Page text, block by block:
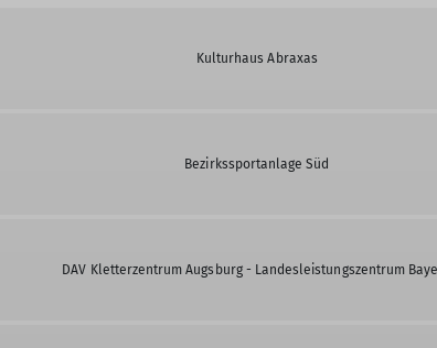
Kulturhaus Abraxas
Bezirkssportanlage Süd
DAV Kletterzentrum Augsburg - Landesleistungszentrum